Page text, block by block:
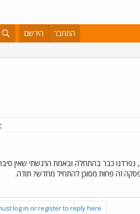
התחבר הירשם
כבר בהתחלה ובאמת הרגשתי שאין
זה פחות מסוכן להתחיל מחדש? תודה.
log in or register to reply here.